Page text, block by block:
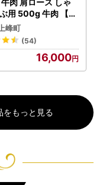
肉 肩ロース しゃ
用 500g 牛肉 【チ
】
峰町
(54)
16,000
をもっと見る